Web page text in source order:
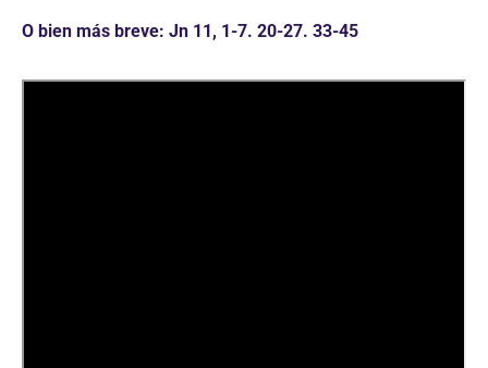
O bien más breve: Jn 11, 1-7. 20-27. 33-45